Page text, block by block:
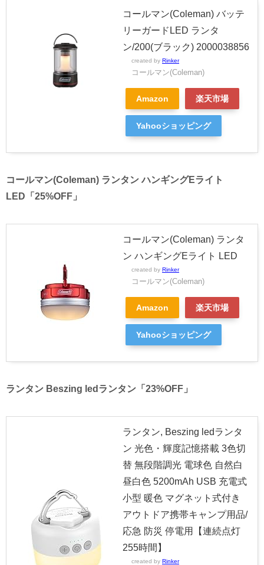
コールマン(Coleman) バッテ
リーガードLED ランタ
ン/200(ブラック) 2000038856
created by Rinker
コールマン(Coleman)
Amazon 楽天市場
Yahooショッピング
コールマン(Coleman) ランタン ハンギングEライト
LED「25%OFF」
コールマン(Coleman) ランタ
ン ハンギングEライト LED
created by Rinker
コールマン(Coleman)
Amazon 楽天市場
Yahooショッピング
ランタン Beszing ledランタン「23%OFF」
ランタン, Beszing ledランタ
ン 光色・輝度記憶搭載 3色切
替 無段階調光 電球色 自然白
昼白色 5200mAh USB 充電式
小型 暖色 マグネット式付き
アウトドア携帯キャンプ用品/
応急 防災 停電用【連続点灯
255時間】
created by Rinker